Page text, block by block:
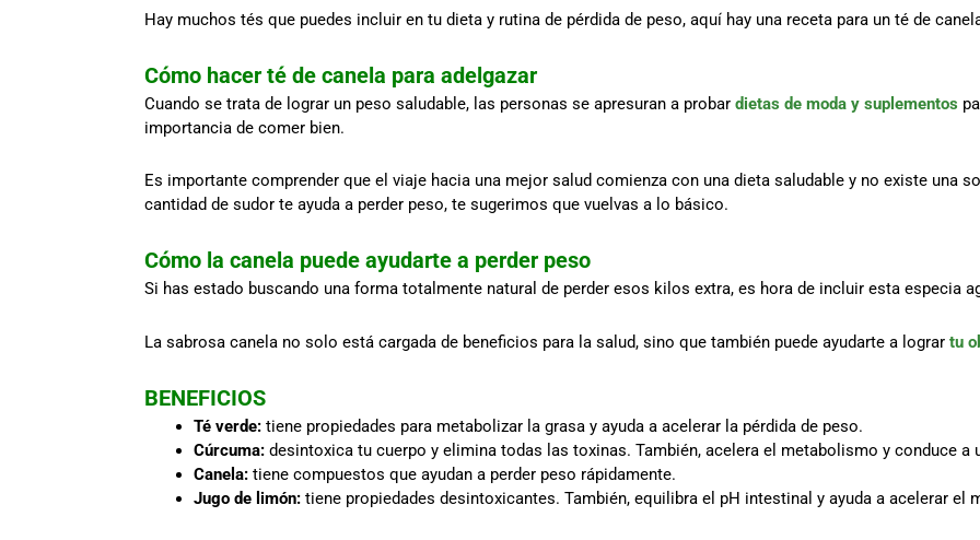
Hay muchos tés que puedes incluir en tu dieta y rutina de pérdida de peso, aquí hay una receta para un té de
Cómo hacer té de canela para adelgazar
Cuando se trata de lograr un peso saludable, las personas se apresuran a probar dietas de moda y suplementos
importancia de comer bien.
Es importante comprender que el viaje hacia una mejor salud comienza con una dieta saludable y no existe una
cantidad de sudor te ayuda a perder peso, te sugerimos que vuelvas a lo básico.
Cómo la canela puede ayudarte a perder peso
Si has estado buscando una forma totalmente natural de perder esos kilos extra, es hora de incluir esta especia
La sabrosa canela no solo está cargada de beneficios para la salud, sino que también puede ayudarte a lograr tu
BENEFICIOS
Té verde: tiene propiedades para metabolizar la grasa y ayuda a acelerar la pérdida de peso.
Cúrcuma: desintoxica tu cuerpo y elimina todas las toxinas. También, acelera el metabolismo y conduce a
Canela: tiene compuestos que ayudan a perder peso rápidamente.
Jugo de limón: tiene propiedades desintoxicantes. También, equilibra el pH intestinal y ayuda a acelerar el